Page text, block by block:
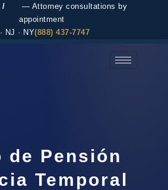
/
— Attorney consultations by
appointment
NJ · NY(888) 437-7747
de Pensión
Temporal